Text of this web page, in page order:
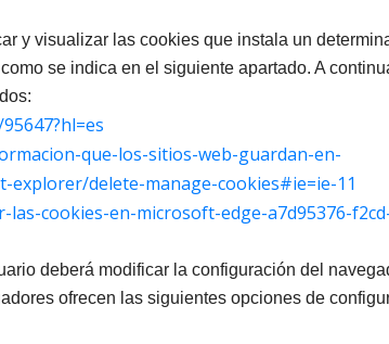
y visualizar las cookies que instala un
se indica en el siguiente apartado. A
que-los-sitios-web-guardan-en-
delete-manage-cookies#ie=ie-11
cookies-en-microsoft-edge-a7d95376-
deberá modificar la configuración del
ofrecen las siguientes opciones de